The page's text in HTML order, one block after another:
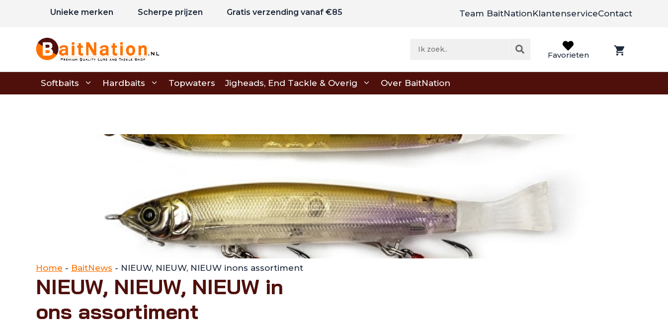
Unieke merken Scherpe prijzen Gratis verzending vanaf €85 Team BaitNationKlantenserviceContact
Favorieten
Softbaits Hardbaits Topwaters Jigheads, End Tackle & Overig Over BaitNation
Home - BaitNews - NIEUW, NIEUW, NIEUW inons assortiment
NIEUW, NIEUW, NIEUW in
ons assortiment